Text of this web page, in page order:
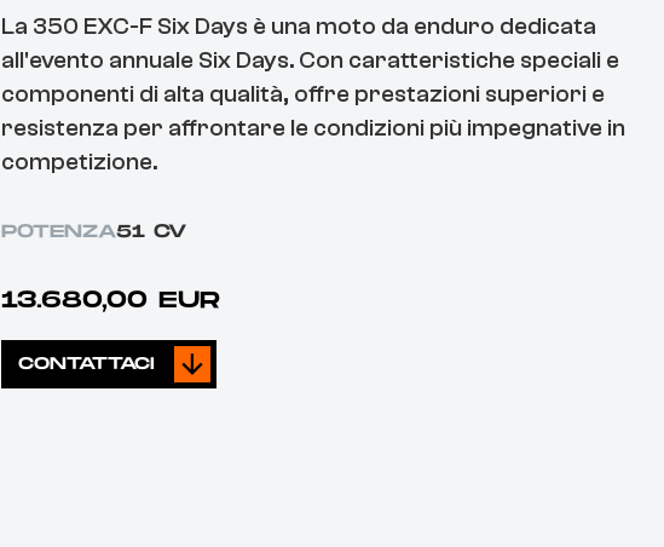
La 350 EXC-F Six Days è una moto da enduro dedicata
all'evento annuale Six Days. Con caratteristiche speciali e
componenti di alta qualità, offre prestazioni superiori e
resistenza per affrontare le condizioni più impegnative in
competizione.
POTENZA51 CV
13.680,00 EUR
CONTATTACI